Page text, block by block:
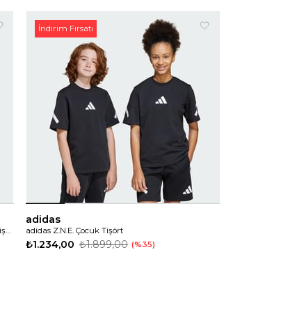
adidas Training Essentials Camo Print Çocuk Tişört
adidas
adidas Z.N.E. Çocuk Tişört
₺1.234,00 ₺1.899,00 %35
İndirim Fırsatı